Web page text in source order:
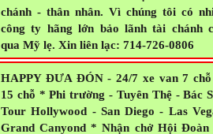
TIN MỪNG DI TRÚ Nhận bảo lãnh
chánh - thân nhân. Vì chúng tôi có
công ty hãng lớn bảo lãnh tài chánh
qua Mỹ lẹ. Xin liên lạc: 714-726-0806
HAPPY ĐƯA ĐÓN - 24/7 xe van 7 chỗ
15 chỗ * Phi trường - Tuyên Thệ - Bác